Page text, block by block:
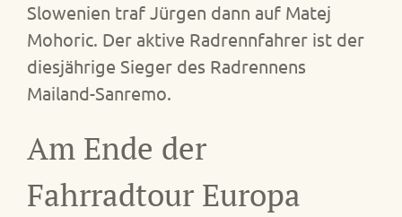
Slowenien traf Jürgen dann auf Matej
Mohoric. Der aktive Radrennfahrer ist der
diesjährige Sieger des Radrennens
Mailand-Sanremo.
Am Ende der
Fahrradtour Europa